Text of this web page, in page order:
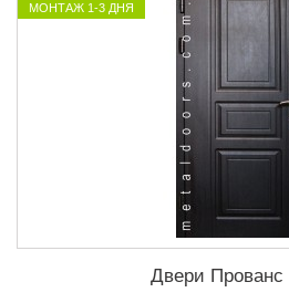
МОНТАЖ 1-3 ДНЯ
Двери Прованс